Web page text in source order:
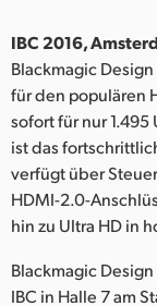
Italy
Japan
Korea
Mexico
IBC 2016,
Blackmagic
für den populären
sofort für nur
ist das
verfügt über
HDMI-2.0-
hin zu Ultra HD in
Blackmagic
IBC in Halle 7 am